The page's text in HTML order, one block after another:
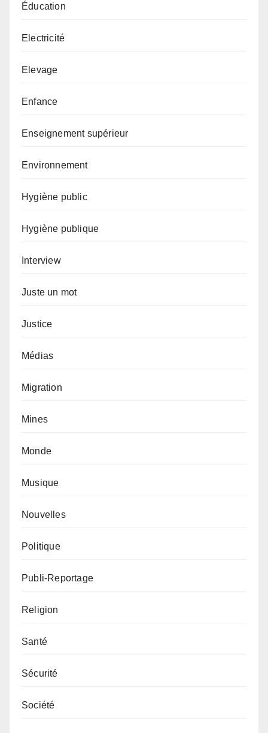
Éducation
Electricité
Elevage
Enfance
Enseignement supérieur
Environnement
Hygiène public
Hygiène publique
Interview
Juste un mot
Justice
Médias
Migration
Mines
Monde
Musique
Nouvelles
Politique
Publi-Reportage
Religion
Santé
Sécurité
Société